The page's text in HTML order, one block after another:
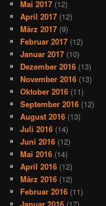
Mai 2017 (12)
April 2017 (12)
März 2017 (9)
Februar 2017 (12)
Januar 2017 (10)
Dezember 2016 (13)
November 2016 (13)
Oktober 2016 (11)
September 2016 (12)
August 2016 (13)
Juli 2016 (14)
Juni 2016 (12)
Mai 2016 (14)
April 2016 (12)
März 2016 (12)
Februar 2016 (11)